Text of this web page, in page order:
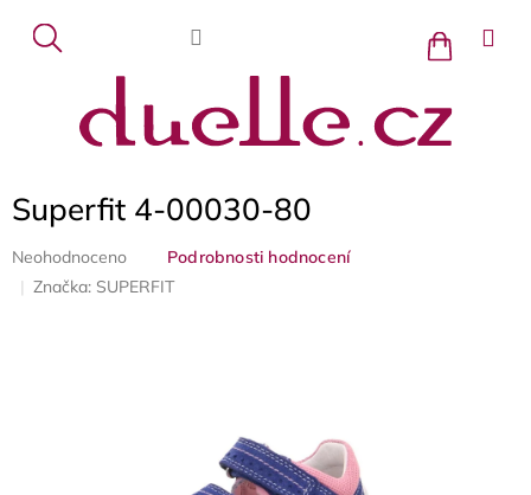
obsah
Nákupní
košík
Superfit 4-00030-80
Průměrné
produktu
Neohodnoceno
Podrobnosti hodnocení
Značka: SUPERFIT